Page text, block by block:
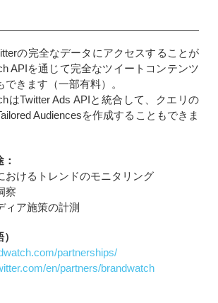
の完全なデータにアクセスすることが
APIを通じて完全なツイートコンテンツ
できます（一部有料）。
はTwitter Ads APIと統合して、クエリの
Audiencesを作成することもできま
おけるトレンドのモニタリング
察
ィア施策の計測
partnerships/
en/partners/brandwatch